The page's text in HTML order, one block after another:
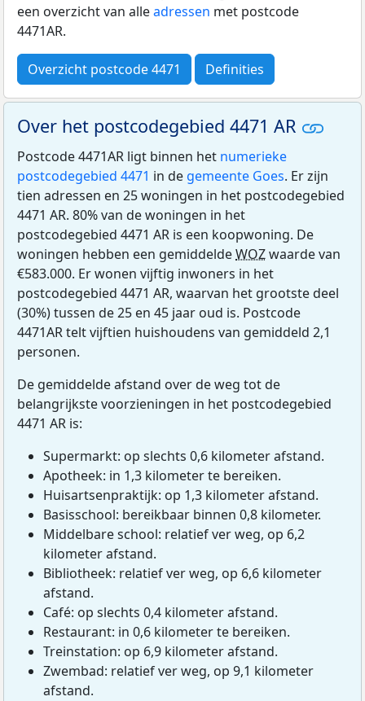
een overzicht van alleadressen met postcode
4471AR.
Overzicht postcode 4471 Definities
Over het postcodegebied 4471 AR
Postcode 4471AR ligt binnen het numerieke
postcodegebied 4471 in de gemeente Goes. Er zijn
tien adressen en 25 woningen in het postcodegebied
4471 AR. 80% van de woningen in het
postcodegebied 4471 AR is een koopwoning. De
woningen hebben een gemiddeldeWOZwaarde van
€583.000. Er wonen vijftig inwoners in het
postcodegebied 4471 AR, waarvan het grootste deel
(30%) tussen de 25 en 45 jaar oud is. Postcode
4471AR telt vijftien huishoudens van gemiddeld 2,1
personen.
De gemiddelde afstand over de weg tot de
belangrijkste voorzieningen in het postcodegebied
4471 AR is:
Supermarkt: op slechts 0,6 kilometer afstand.
Apotheek: in 1,3 kilometer te bereiken.
Huisartsenpraktijk: op 1,3 kilometer afstand.
Basisschool: bereikbaar binnen 0,8 kilometer.
Middelbare school: relatief ver weg, op 6,2
kilometer afstand.
Bibliotheek: relatief ver weg, op 6,6 kilometer
afstand.
Café: op slechts 0,4 kilometer afstand.
Restaurant: in 0,6 kilometer te bereiken.
Treinstation: op 6,9 kilometer afstand.
Zwembad: relatief ver weg, op 9,1 kilometer
afstand.